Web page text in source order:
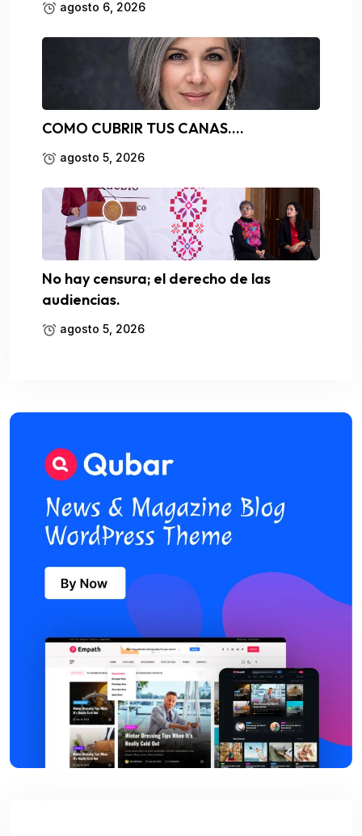
agosto 6, 2026
COMO CUBRIR TUS CANAS….
agosto 5, 2026
No hay censura; el derecho de las
audiencias.
agosto 5, 2026